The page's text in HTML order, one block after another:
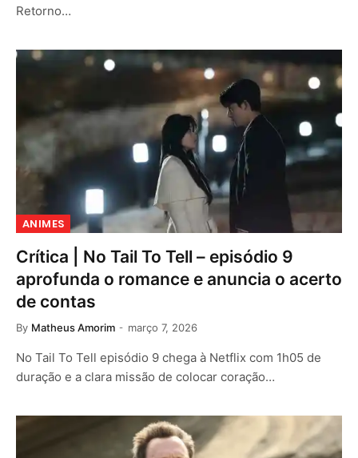
Retorno…
ANIMES
Crítica | No Tail To Tell – episódio 9
aprofunda o romance e anuncia o acerto
de contas
By Matheus Amorim março 7, 2026
No Tail To Tell episódio 9 chega à Netflix com 1h05 de
duração e a clara missão de colocar coração…